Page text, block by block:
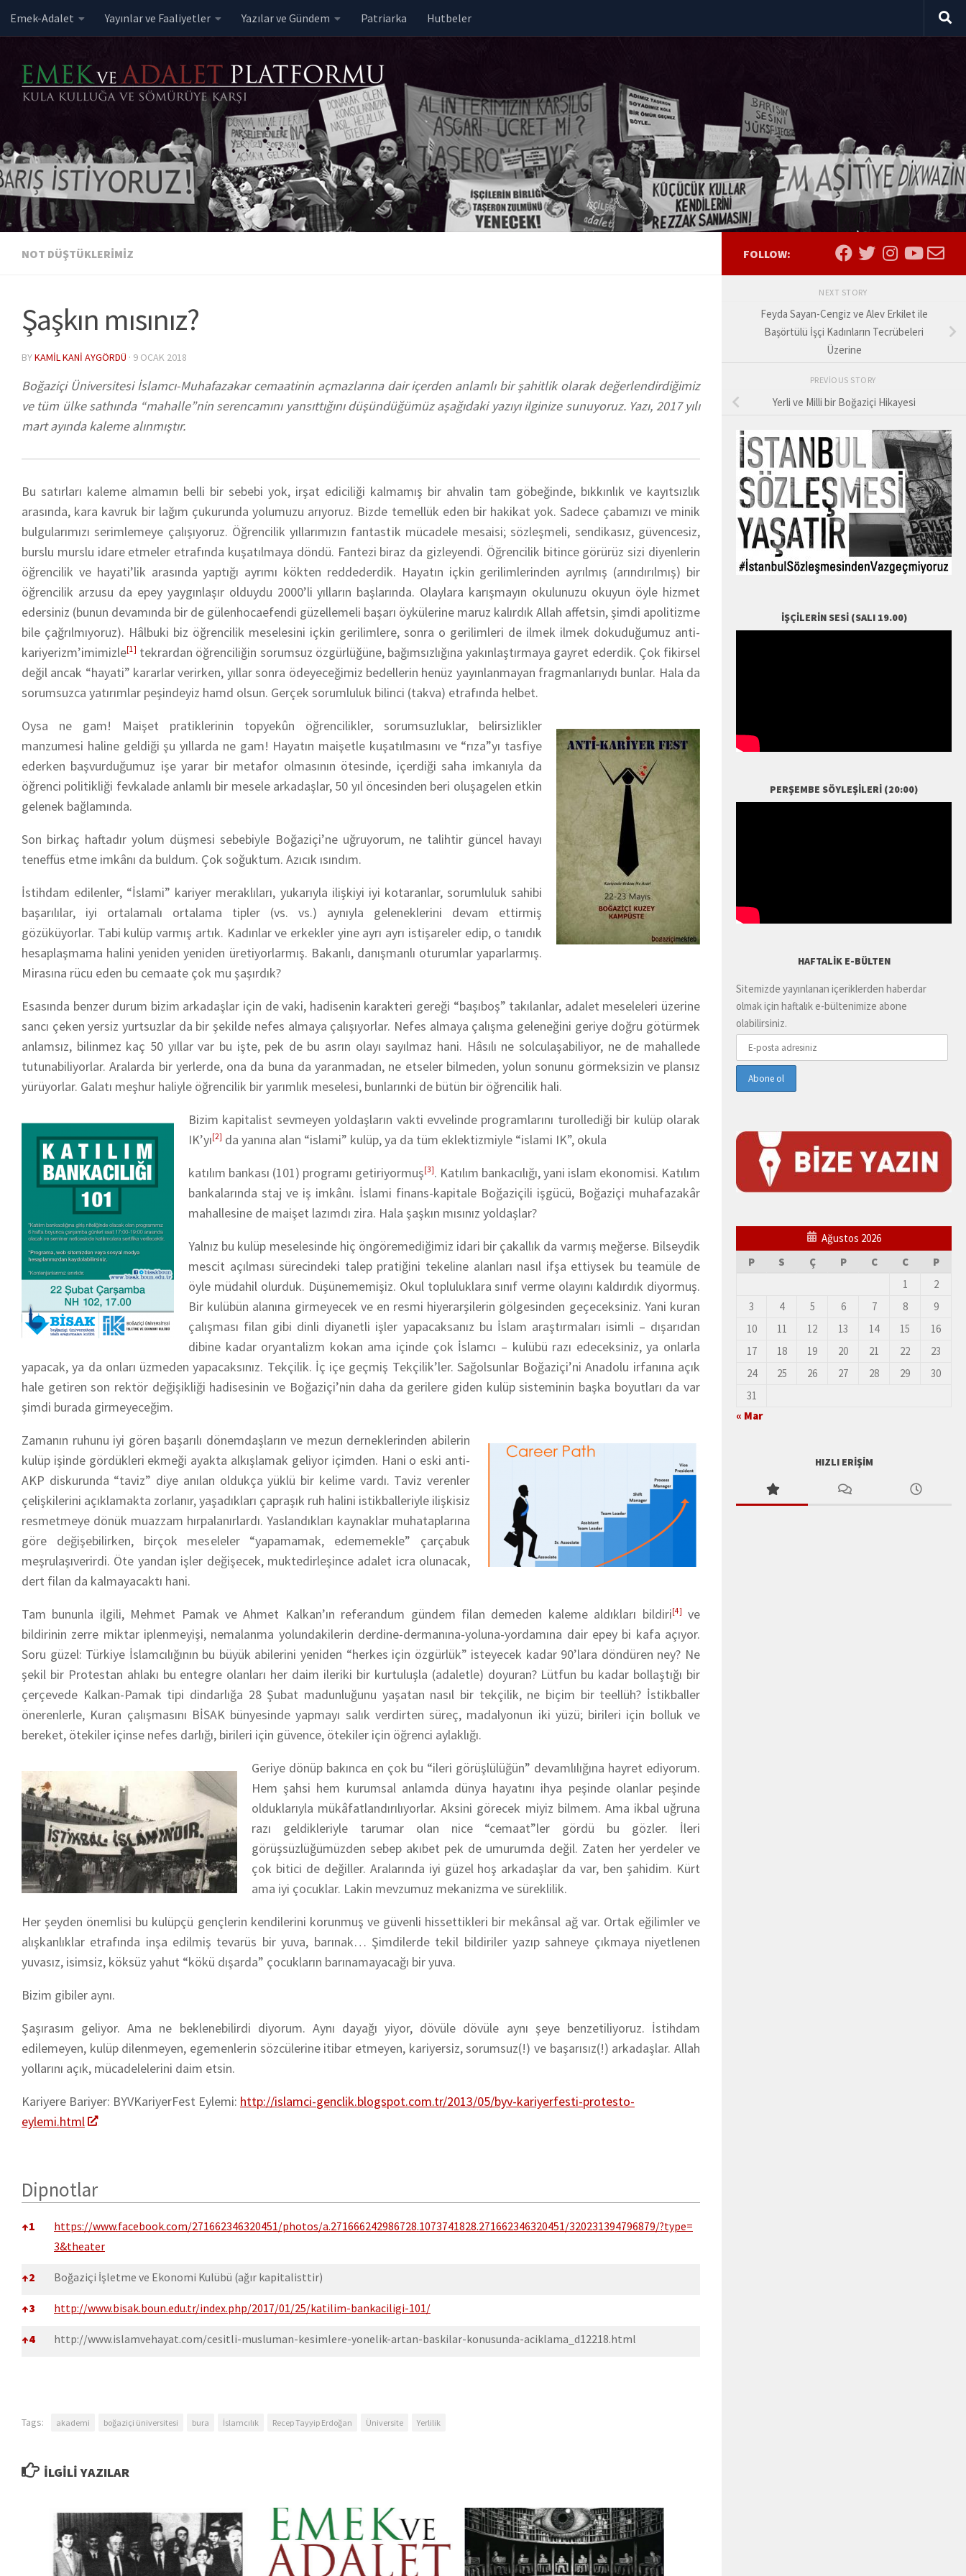
Skip to content
Emek-Adalet Yayınlar ve Faaliyetler Yazılar ve Gündem Patriarka Hutbeler
NOT DÜŞTÜKLERIMIZ
Şaşkın mısınız?
BYKAMIL KANI AYGÖRDÜ · 9 OCAK 2018
Boğaziçi Üniversitesi İslamcı-Muhafazakar cemaatinin açmazlarına dair içerden anlamlı bir şahitlik olarak değerlendirdiğimiz
ve tüm ülke sathında “mahalle”nin serencamını yansıttığını düşündüğümüz aşağıdaki yazıyı ilginize sunuyoruz. Yazı, 2017 yılı
mart ayında kaleme alınmıştır.
Bu satırları kaleme almamın belli bir sebebi yok, irşat ediciliği kalmamış bir ahvalin tam göbeğinde, bıkkınlık ve kayıtsızlık
arasında, kara kavruk bir lağım çukurunda yolumuzu arıyoruz. Bizde temellük eden bir hakikat yok. Sadece çabamızı ve minik
bulgularımızı serimlemeye çalışıyoruz. Öğrencilik yıllarımızın fantastik mücadele mesaisi; sözleşmeli, sendikasız, güvencesiz,
burslu murslu idare etmeler etrafında kuşatılmaya döndü. Fantezi biraz da gizleyendi. Öğrencilik bitince görürüz sizi diyenlerin
öğrencilik ve hayati’lik arasında yaptığı ayrımı kökten reddederdik. Hayatın içkin gerilimlerinden ayrılmış (arındırılmış) bir
öğrencilik arzusu da epey yaygınlaşır olduydu 2000’li yılların başlarında. Olaylara karışmayın okulunuzu okuyun öyle hizmet
edersiniz (bunun devamında bir de gülenhocaefendi güzellemeli başarı öykülerine maruz kalırdık Allah affetsin, şimdi apolitizme
bile çağrılmıyoruz). Hâlbuki biz öğrencilik meselesini içkin gerilimlere, sonra o gerilimleri de ilmek ilmek dokuduğumuz anti-
kariyerizm’imimizle[1] tekrardan öğrenciliğin sorumsuz özgürlüğüne, bağımsızlığına yakınlaştırmaya gayret ederdik. Çok fikirsel
değil ancak “hayati” kararlar verirken, yıllar sonra ödeyeceğimiz bedellerin henüz yayınlanmayan fragmanlarıydı bunlar. Hala da
sorumsuzca yatırımlar peşindeyiz hamd olsun. Gerçek sorumluluk bilinci (takva) etrafında helbet.
Oysa ne gam! Maişet pratiklerinin topyekûn öğrencilikler, sorumsuzluklar, belirsizlikler
manzumesi haline geldiği şu yıllarda ne gam! Hayatın maişetle kuşatılmasını ve “rıza”yı tasfiye
ederken başvurduğumuz işe yarar bir metafor olmasının ötesinde, içerdiği saha imkanıyla da
öğrenci politikliği fevkalade anlamlı bir mesele arkadaşlar, 50 yıl öncesinden beri oluşagelen etkin
gelenek bağlamında.
Son birkaç haftadır yolum düşmesi sebebiyle Boğaziçi’ne uğruyorum, ne talihtir güncel havayı
teneffüs etme imkânı da buldum. Çok soğuktum. Azıcık ısındım.
İstihdam edilenler, “İslami” kariyer meraklıları, yukarıyla ilişkiyi iyi kotaranlar, sorumluluk sahibi
başarılılar, iyi ortalamalı ortalama tipler (vs. vs.) aynıyla geleneklerini devam ettirmiş
gözüküyorlar. Tabi kulüp varmış artık. Kadınlar ve erkekler yine ayrı ayrı istişareler edip, o tanıdık
hesaplaşmama halini yeniden yeniden üretiyorlarmış. Bakanlı, danışmanlı oturumlar yaparlarmış.
Mirasına rücu eden bu cemaate çok mu şaşırdık?
Esasında benzer durum bizim arkadaşlar için de vaki, hadisenin karakteri gereği “başıboş” takılanlar, adalet meseleleri üzerine
sancı çeken yersiz yurtsuzlar da bir şekilde nefes almaya çalışıyorlar. Nefes almaya çalışma geleneğini geriye doğru götürmek
anlamsız, bilinmez kaç 50 yıllar var bu işte, pek de bu asrın olayı sayılmaz hani. Hâsılı ne solculaşabiliyor, ne de mahallede
tutunabiliyorlar. Aralarda bir yerlerde, ona da buna da yaranmadan, ne etseler bilmeden, yolun sonunu görmeksizin ve plansız
yürüyorlar. Galatı meşhur haliyle öğrencilik bir yarımlık meselesi, bunlarınki de bütün bir öğrencilik hali.
Bizim kapitalist sevmeyen yoldaşların vakti evvelinde programlarını turollediği bir kulüp olarak
IK’yı[2] da yanına alan “islami” kulüp, ya da tüm eklektizmiyle “islami IK”, okula
katılım bankası (101) programı getiriyormuş[3]. Katılım bankacılığı, yani islam ekonomisi. Katılım
bankalarında staj ve iş imkânı. İslami finans-kapitale Boğaziçili işgücü, Boğaziçi muhafazakâr
mahallesine de maişet lazımdı zira. Hala şaşkın mısınız yoldaşlar?
Yalnız bu kulüp meselesinde hiç öngöremediğimiz idari bir çakallık da varmış meğerse. Bilseydik
mescit açılması sürecindeki talep pratiğini tekeline alanları nasıl ifşa ettiysek bu teamüle de
öyle müdahil olurduk. Düşünememişiz. Okul topluluklara sınıf verme olayını kaldırdık diyormuş.
Bir kulübün alanına girmeyecek ve en resmi hiyerarşilerin gölgesinden geçeceksiniz. Yani kuran
çalışması filan gibi dinli diyanetli işler yapacaksanız bu İslam araştırmaları isimli – dışarıdan
dibine kadar oryantalizm kokan ama içinde çok İslamcı – kulübü razı edeceksiniz, ya onlarla
yapacak, ya da onları üzmeden yapacaksınız. Tekçilik. İç içe geçmiş Tekçilik’ler. Sağolsunlar Boğaziçi’ni Anadolu irfanına açık
hale getiren son rektör değişikliği hadisesinin ve Boğaziçi’nin daha da gerilere giden kulüp sisteminin başka boyutları da var
şimdi burada girmeyeceğim.
Zamanın ruhunu iyi gören başarılı dönemdaşların ve mezun derneklerinden abilerin
kulüp işinde gördükleri ekmeği ayakta alkışlamak geliyor içimden. Hani o eski anti-
AKP diskurunda “taviz” diye anılan oldukça yüklü bir kelime vardı. Taviz verenler
çelişkilerini açıklamakta zorlanır, yaşadıkları çapraşık ruh halini istikballeriyle ilişkisiz
resmetmeye dönük muazzam hırpalanırlardı. Yaslandıkları kaynaklar muhataplarına
göre değişebilirken, birçok meseleler “yapamamak, edememekle” çarçabuk
meşrulaşıverirdi. Öte yandan işler değişecek, muktedirleşince adalet icra olunacak,
dert filan da kalmayacaktı hani.
Tam bununla ilgili, Mehmet Pamak ve Ahmet Kalkan’ın referandum gündem filan demeden kaleme aldıkları bildiri[4]
ve
bildirinin zerre miktar iplenmeyişi, nemalanma yolundakilerin derdine-dermanına-yoluna-yordamına dair epey bi kafa açıyor.
Soru güzel: Türkiye İslamcılığının bu büyük abilerini yeniden “herkes için özgürlük” isteyecek kadar 90’lara döndüren ney? Ne
şekil bir Protestan ahlakı bu entegre olanları her daim ileriki bir kurtuluşla (adaletle) doyuran? Lütfun bu kadar bollaştığı bir
çerçevede Kalkan-Pamak tipi dindarlığa 28 Şubat madunluğunu yaşatan nasıl bir tekçilik, ne biçim bir teellüh? İstikballer
önerenlerle, Kuran çalışmasını BİSAK bünyesinde yapmayı salık verdirten süreç, madalyonun iki yüzü; birileri için bolluk ve
bereket, ötekiler içinse nefes darlığı, birileri için güvence, ötekiler için öğrenci aylaklığı.
Geriye dönüp bakınca en çok bu “ileri görüşlülüğün” devamlılığına hayret ediyorum.
Hem şahsi hem kurumsal anlamda dünya hayatını ihya peşinde olanlar peşinde
olduklarıyla mükâfatlandırılıyorlar. Aksini görecek miyiz bilmem. Ama ikbal uğruna
razı geldikleriyle tarumar olan nice “cemaat”ler gördü bu gözler. İleri
görüşsüzlüğümüzden sebep akıbet pek de umurumda değil. Zaten her yerdeler ve
çok bitici de değiller. Aralarında iyi güzel hoş arkadaşlar da var, ben şahidim. Kürt
ama iyi çocuklar. Lakin mevzumuz mekanizma ve süreklilik.
Her şeyden önemlisi bu kulüpçü gençlerin kendilerini korunmuş ve güvenli hissettikleri bir mekânsal ağ var. Ortak eğilimler ve
alışkanlıklar etrafında inşa edilmiş tevarüs bir yuva, barınak… Şimdilerde tekil bildiriler yazıp sahneye çıkmaya niyetlenen
yuvasız, isimsiz, köksüz yahut “kökü dışarda” çocukların barınamayacağı bir yuva.
Bizim gibiler aynı.
Şaşırasım geliyor. Ama ne beklenebilirdi diyorum. Aynı dayağı yiyor, dövüle dövüle aynı şeye benzetiliyoruz. İstihdam
edilemeyen, kulüp dilenmeyen, egemenlerin sözcülerine itibar etmeyen, kariyersiz, sorumsuz(!) ve başarısız(!) arkadaşlar. Allah
yollarını açık, mücadelelerini daim etsin.
Kariyere Bariyer: BYVKariyerFest Eylemi: http://islamci-genclik.blogspot.com.tr/2013/05/byv-kariyerfesti-protesto-
eylemi.html
Dipnotlar
Dipnotlar
↑1
https://www.facebook.com/271662346320451/photos/a.271666242986728.1073741828.271662346320451/320231394796879/?type=
3&theater
↑2 Boğaziçi İşletme ve Ekonomi Kulübü (ağır kapitalisttir)
↑3 http://www.bisak.boun.edu.tr/index.php/2017/01/25/katilim-bankaciligi-101/
↑4 http://www.islamvehayat.com/cesitli-musluman-kesimlere-yonelik-artan-baskilar-konusunda-aciklama_d12218.html
Tags: akademi boğaziçi üniversitesi bura İslamcılık Recep Tayyip Erdoğan Üniversite Yerlilik
İLGILI YAZILAR
FOLLOW:
NEXT STORY
Feyda Sayan-Cengiz ve Alev Erkilet ile
Başörtülü İşçi Kadınların Tecrübeleri
Üzerine
PREVIOUS STORY
Yerli ve Milli bir Boğaziçi Hikayesi
İŞÇILERIN SESI (SALI 19.00)
PERŞEMBE SÖYLEŞILERI (20:00)
HAFTALIK E-BÜLTEN
Sitemizde yayınlanan içeriklerden haberdar
olmak için haftalık e-bültenimize abone
olabilirsiniz.
Ağustos 2026
P
S Ç P C C
P
1
2
3
4 5 6 7 8
9
10
11 12 13 14 15
16
17
18 19 20 21 22
23
24
25 26 27 28 29
30
31
« Mar
HIZLI ERIŞIM